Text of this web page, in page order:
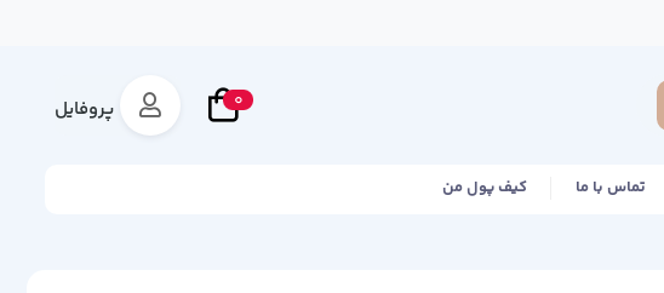
0 پروفایل
تماس با ما کیف پول من